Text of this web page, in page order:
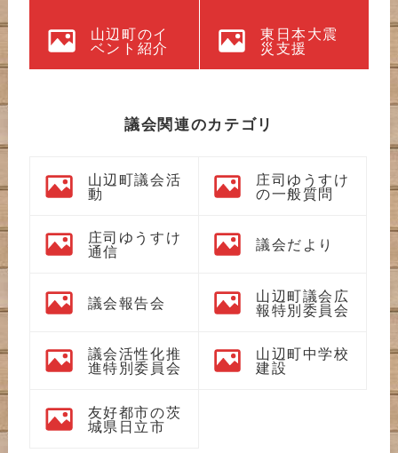
山辺町のイ
ベント紹介
東日本大震
災支援
議会関連のカテゴリ
山辺町議会活
動
庄司ゆうすけ
の一般質問
庄司ゆうすけ
通信
議会だより
議会報告会
山辺町議会広
報特別委員会
議会活性化推
進特別委員会
山辺町中学校
建設
友好都市の茨
城県日立市